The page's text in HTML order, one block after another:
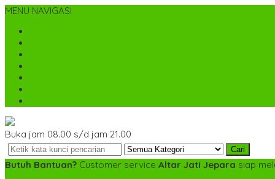
MENU NAVIGASI
Buka jam 08.00 s/d jam 21.00
Cari
Butuh Bantuan? Customer service Altar Jati Jepara siap